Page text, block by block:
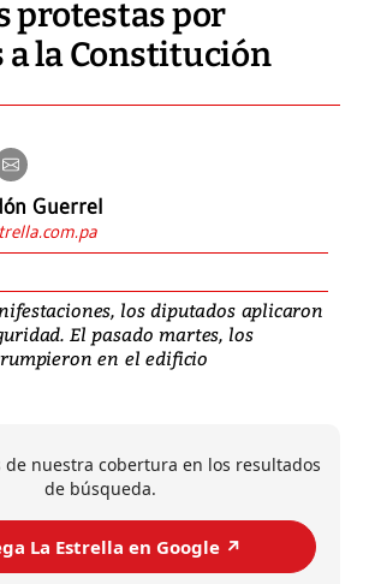
protestas por
la Constitución
Guerrel
los diputados aplicaron
El pasado martes, los
en el edificio
de nuestra cobertura en los resultados
de búsqueda.
La Estrella en Google ↗️